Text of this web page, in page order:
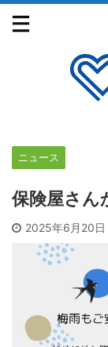
ニュース
保険屋さん
2025年6月20日